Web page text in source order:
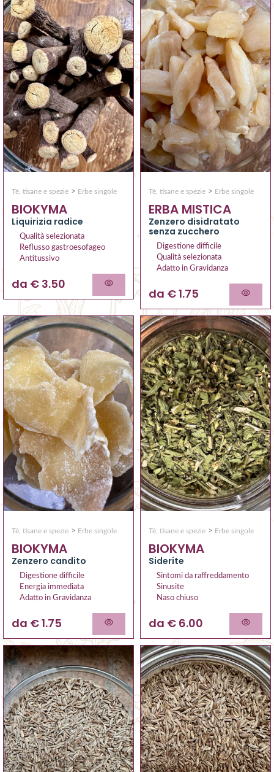
Tè, tisane e spezie > Erbe singole
BIOKYMA
Liquirizia radice
Qualità selezionata
Reflusso gastroesofageo
Antitussivo
da € 3.50
Tè, tisane e spezie > Erbe singole
ERBA MISTICA
Zenzero disidratato
senza zucchero
Digestione difficile
Qualità selezionata
Adatto in Gravidanza
da € 1.75
Tè, tisane e spezie > Erbe singole
BIOKYMA
Zenzero candito
Digestione difficile
Energia immediata
Adatto in Gravidanza
da € 1.75
Tè, tisane e spezie > Erbe singole
BIOKYMA
Siderite
Sintomi da raffreddamento
Sinusite
Naso chiuso
da € 6.00